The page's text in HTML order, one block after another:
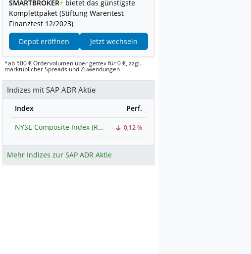
SMARTBROKER+bietet das günstigste
Komplettpaket (Stiftung Warentest
Finanztest 12/2023)
Depot eröffnen
Jetzt wechseln
*ab 500 € Ordervolumen über gettex für 0 €, zzgl.
marktüblicher Spreads und Zuwendungen
Indizes mit SAP ADR Aktie
Index
Perf.
NYSE Composite Index (Revised)
-0,12 %
Mehr Indizes zur SAP ADR Aktie